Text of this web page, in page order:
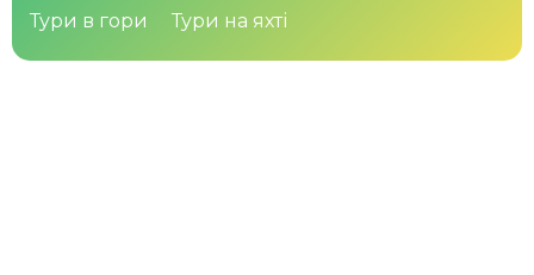
Тури в гори
Тури на яхті